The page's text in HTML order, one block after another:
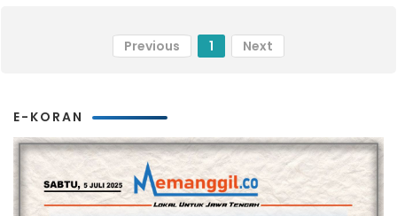
Previous 1 Next
E-KORAN